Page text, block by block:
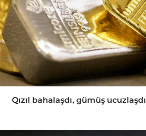
Qızıl bahalaşdı, gümüş ucuzlaşdı